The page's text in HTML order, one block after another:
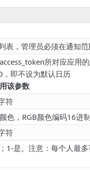
表，管理员必须在通知
所对应应用的
即不设为默认日历
该参数
符
色，RGB颜色编码16进
符
1-是。注意：每个人最